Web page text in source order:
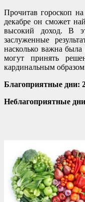
Прочитав гороскоп
декабре он сможет
высокий доход. В
заслуженные
насколько важна
могут принять
кардинальным
Благоприятные дни:
Неблагоприятные